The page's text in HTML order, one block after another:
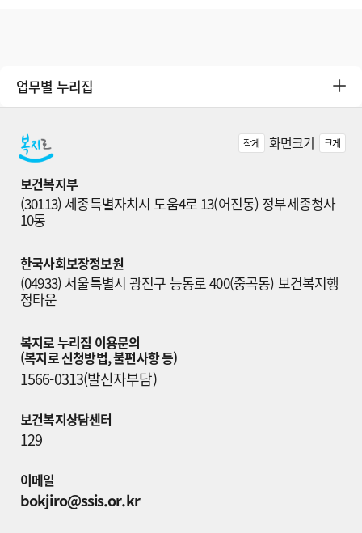
업무별 누리집
작게 화면크기 크게
보건복지부
(30113) 세종특별자치시 도움4로 13(어진동) 정부세종청사
10동
한국사회보장정보원
(04933) 서울특별시 광진구 능동로 400(중곡동) 보건복지행
정타운
복지로 누리집 이용문의
(복지로 신청방법, 불편사항 등)
1566-0313(발신자부담)
보건복지상담센터
129
이메일
bokjiro@ssis.or.kr